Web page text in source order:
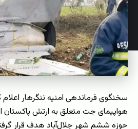
سخنگوی فرماندهی امنیه ننگرهار
هواپیمای جت متعلق به ارتش پاکستان
حوزه ششم شهر جلال‌آباد هدف قرار